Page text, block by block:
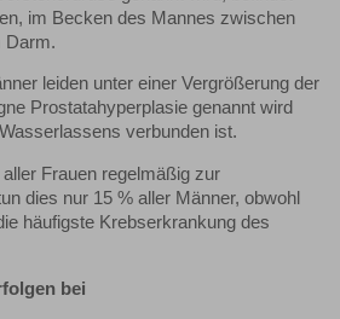
im Becken des Mannes zwischen
Darm.
leiden unter einer Vergrößerung der
Prostatahyperplasie genannt wird
verbunden ist.
Frauen regelmäßig zur
dies nur 15 % aller Männer, obwohl
häufigste Krebserkrankung des
bei